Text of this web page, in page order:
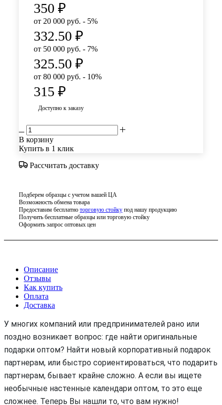
350 ₽
от 20 000 руб. - 5%
332.50 ₽
от 50 000 руб. - 7%
325.50 ₽
от 80 000 руб. - 10%
315 ₽
Доступно к заказу
В корзину
Купить в 1 клик
Рассчитать доставку
Подберем образцы с учетом вашей ЦА
Возможность обмена товара
Предоставим бесплатно торговую стойку под нашу продукцию
Получить бесплатные образцы или торговую стойку
Оформить запрос оптовых цен
Описание
Отзывы
Как купить
Оплата
Доставка
У многих компаний или предпринимателей рано или
поздно возникает вопрос: где найти оригинальные
подарки оптом? Найти новый корпоративный подарок
партнерам, или быстро сориентироваться, что подарить
партнерам, бывает крайне сложно. А если вы ищете
необычные настенные календари оптом, то это еще
сложнее. Теперь Вы нашли то, что вам нужно!